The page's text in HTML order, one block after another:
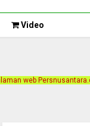
Video
Kami merilis